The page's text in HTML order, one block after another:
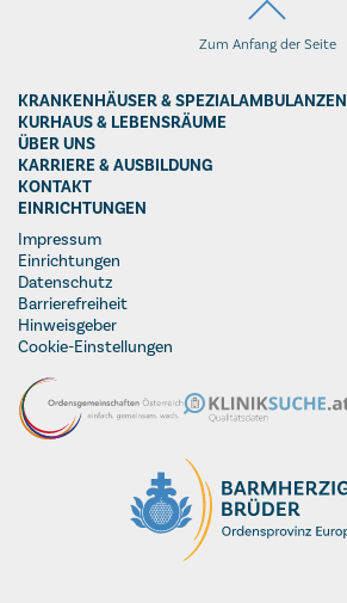
Zum Anfang der Seite
KRANKENHÄUSER & SPEZIALAMBULANZEN
KURHAUS & LEBENSRÄUME
ÜBER UNS
KARRIERE & AUSBILDUNG
KONTAKT
EINRICHTUNGEN
Impressum
Einrichtungen
Datenschutz
Barrierefreiheit
Hinweisgeber
Cookie-Einstellungen